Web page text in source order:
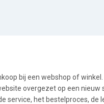
bij een webshop of winkel.
overgezet op een nieuw
service, het bestelproces, de